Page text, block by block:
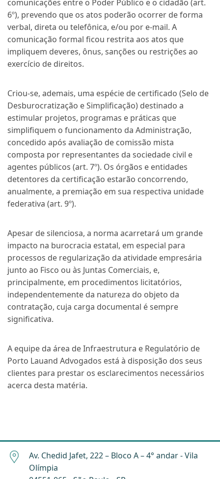
comunicações entre o Poder Público e o cidadão (art.
6º), prevendo que os atos poderão ocorrer de forma
verbal, direta ou telefônica, e/ou por e-mail. A
comunicação formal ficou restrita aos atos que
impliquem deveres, ônus, sanções ou restrições ao
exercício de direitos.
Criou-se, ademais, uma espécie de certificado (Selo de
Desburocratização e Simplificação) destinado a
estimular projetos, programas e práticas que
simplifiquem o funcionamento da Administração,
concedido após avaliação de comissão mista
composta por representantes da sociedade civil e
agentes públicos (art. 7º). Os órgãos e entidades
detentores da certificação estarão concorrendo,
anualmente, a premiação em sua respectiva unidade
federativa (art. 9º).
Apesar de silenciosa, a norma acarretará um grande
impacto na burocracia estatal, em especial para
processos de regularização da atividade empresária
junto ao Fisco ou às Juntas Comerciais, e,
principalmente, em procedimentos licitatórios,
independentemente da natureza do objeto da
contratação, cuja carga documental é sempre
significativa.
A equipe da área de Infraestrutura e Regulatório de
Porto Lauand Advogados está à disposição dos seus
clientes para prestar os esclarecimentos necessários
acerca desta matéria.
Av. Chedid Jafet, 222 – Bloco A – 4° andar - Vila
Olímpia